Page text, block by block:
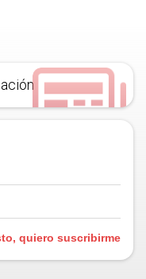
quiero suscribirme